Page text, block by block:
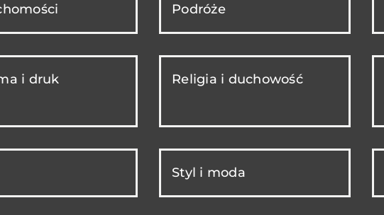
Podróże
i druk Religia i duchowość
Styl i moda